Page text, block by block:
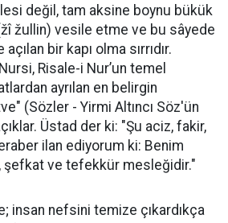
değil, tam aksine boynu bükük
žullin) vesile etme ve bu sâyede
bir kapı olma sırrıdır.
Risale-i Nur’un temel
ayrılan en belirgin
(Sözler - Yirmi Altıncı Söz'ün
Üstad der ki: "Şu aciz, fakir,
ilan ediyorum ki: Benim
şefkat ve tefekkür mesleğidir."
insan nefsini temize çıkardıkça